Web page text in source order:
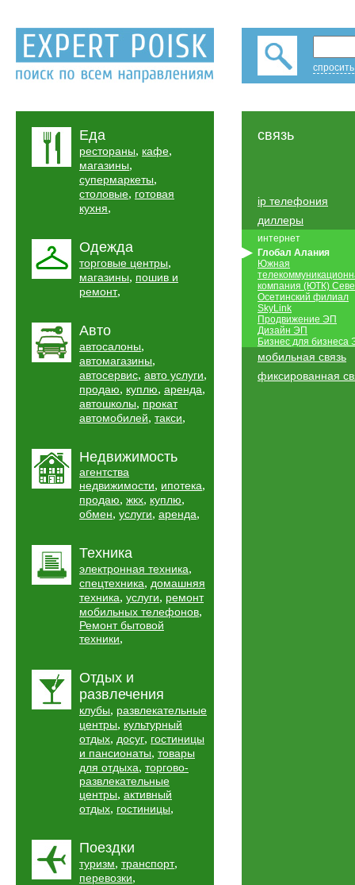
Еда
рестораны, кафе,
магазины,
супермаркеты,
столовые, готовая
кухня,
Одежда
торговые центры,
магазины, пошив и
ремонт,
Авто
автосалоны,
автомагазины,
автосервис, авто услуги,
продаю, куплю, аренда,
автошколы, прокат
автомобилей, такси,
Недвижимость
агентства
недвижимости, ипотека,
продаю, жкх, куплю,
обмен, услуги, аренда,
Техника
электронная техника,
спецтехника, домашняя
техника, услуги, ремонт
мобильных телефонов,
Ремонт бытовой
техники,
Отдых и
развлечения
клубы, развлекательные
центры, культурный
отдых, досуг, гостиницы
и пансионаты, товары
для отдыха, торгово-
развлекательные
центры, активный
отдых, гостиницы,
Поездки
туризм, транспорт,
перевозки,
связь
ip телефония
диллеры
интернет
Глобал Алания
Южная
компания (ЮТК)
Осетинский филиал
SkyLink
Продвижение ЭП
Дизайн ЭП
Бизнес для бизнеса
мобильная связь
фиксированная